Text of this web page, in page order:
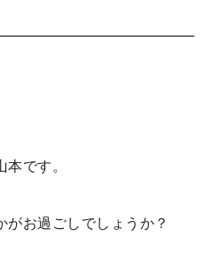
です。
お過ごしでしょうか？